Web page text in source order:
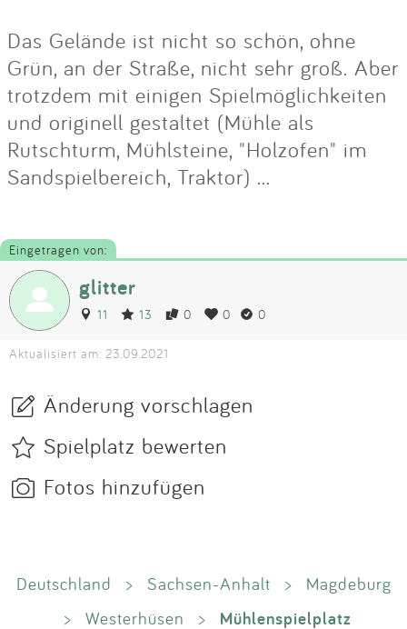
Das Gelände ist nicht so schön, ohne
Grün, an der Straße, nicht sehr groß. Aber
trotzdem mit einigen Spielmöglichkeiten
und originell gestaltet (Mühle als
Rutschturm, Mühlsteine, "Holzofen" im
Sandspielbereich, Traktor) ...
Eingetragen von:
glitter
11 13 0 0 0
Aktualisiert am: 23.09.2021
Änderung vorschlagen
Spielplatz bewerten
Fotos hinzufügen
Deutschland > Sachsen-Anhalt >
Magdeburg
>
Westerhüsen > Mühlenspielplatz